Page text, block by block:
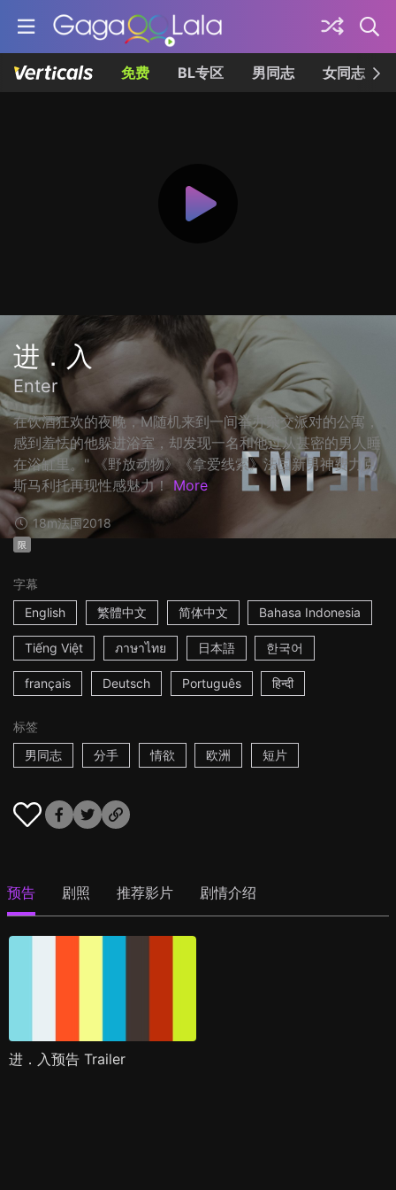
免费 BL专区 男同志 女同志
进．入
Enter
在饮酒狂欢的夜晚，M随机来到一间举办杂交派对的公寓，
感到羞怯的他躲进浴室，却发现一名和他过从甚密的男人睡
在浴缸里。" 《野放动物》《拿爱线索》法国新男神费力克
斯马利托再现性感魅力！ More
18m法国2018
限
字幕
English
繁體中文 简体中文 Bahasa Indonesia
Tiếng Việt ภาษาไทย 日本語 한국어
français Deutsch Português हिन्दी
标签
男同志
分手 情欲 欧洲 短片
预告 剧照 推荐影片 剧情介绍
进．入预告 Trailer